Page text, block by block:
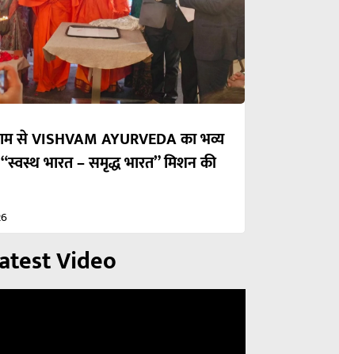
से VISHVAM AYURVEDA का भव्य
भारत – समृद्ध भारत” मिशन की
Video